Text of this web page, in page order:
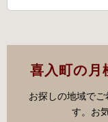
喜入町の月
お探しの地域で
す。お